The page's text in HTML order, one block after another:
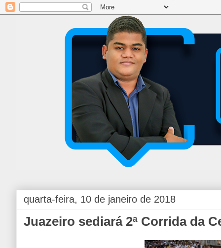
quarta-feira, 10 de janeiro de 2018
Juazeiro sediará 2ª Corrida da